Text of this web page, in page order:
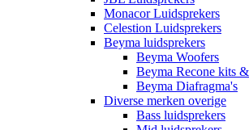
Monacor Luidsprekers
Celestion Luidsprekers
Beyma luidsprekers
Beyma Woofers
Beyma Recone kits
Beyma Diafragma's
Diverse merken overige
Bass luidsprekers